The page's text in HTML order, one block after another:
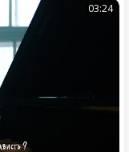
03:24